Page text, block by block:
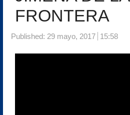
FRONTERA
Published: 29 mayo, 2017 15:58